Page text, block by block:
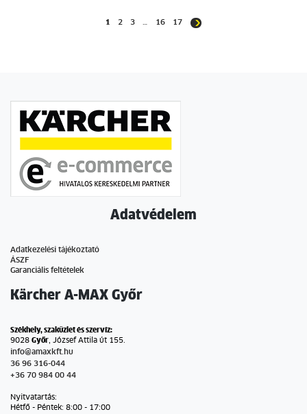
1 2 3 16 17
Adatvédelem
Adatkezelési tájékoztató
ÁSZF
Garanciális feltételek
Kärcher A-MAX Győr
Székhely, szaküzlet és szervíz:
9028 Győr , József Attila út 155.
info@amaxkft.hu
36 96 316-044
+36 70 984 00 44
Nyitvatartás:
Hétfő - Péntek: 8:00 - 17:00